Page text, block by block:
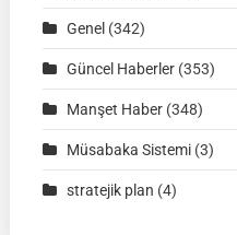
Ön
Formu
Genel (342)
Güncel Haberler(353)
Manşet Haber(348)
Müsabaka Sistemi(3)
stratejik plan (4)